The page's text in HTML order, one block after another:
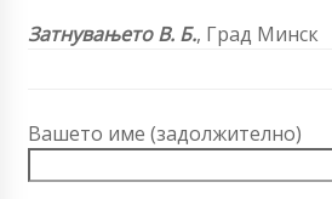
ЗатнувањетоВ. Б., Град Минск
Вашето име (задолжително)